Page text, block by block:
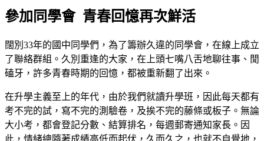
參加同學會 青春回憶再次鮮活
闊別33年的國中同學們，為了籌辦久違的同學會，在線上成立
了聯絡群組。久別重逢的大家，在上頭七嘴八舌地聊往事、閒
磕牙，許多青春時期的回憶，都被重新翻了出來。
在升學主義至上的年代，由於我們就讀升學班，因此每天都有
考不完的試，寫不完的測驗卷，及挨不完的藤條或板子。無論
大小考，都會登記分數、結算排名，每週郵寄通知家長。因